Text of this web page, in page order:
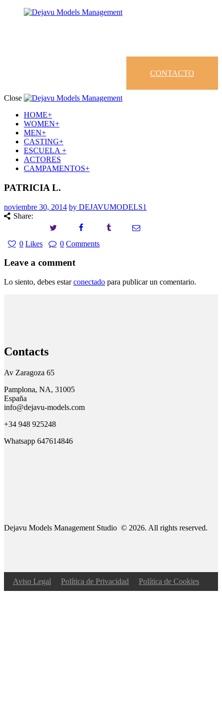
CONTACTO
Close
HOME+
WOMEN+
MEN+
CASTING+
ESCUELA +
ACTORES
CAMPAMENTOS+
PATRICIA L.
noviembre 30, 2014 by DEJAVUMODELS1
Share:
0 Likes 0 Comments
Leave a comment
Lo siento, debes estarconectado para publicar un comentario.
Contacts
Av Zaragoza 65
Pamplona, NA, 31005
España
info@dejavu-models.com
+34 948 925248
Whatsapp 647614846
Dejavu Models Management Studio © 2026. All rights reserved.
Aviso Legal Política de Privacidad Política de Cookies